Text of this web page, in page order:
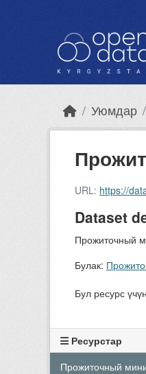
Уюмдар
URL: https://
Dataset
Прожиточный
Булак:
Бул ресурс
Ресурстар
Прожиточный